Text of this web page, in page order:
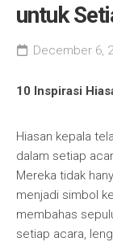
untuk
December 6,
10 Inspirasi
Hiasan kepala
dalam setiap
Mereka tidak
menjadi simbol
membahas
setiap acara,